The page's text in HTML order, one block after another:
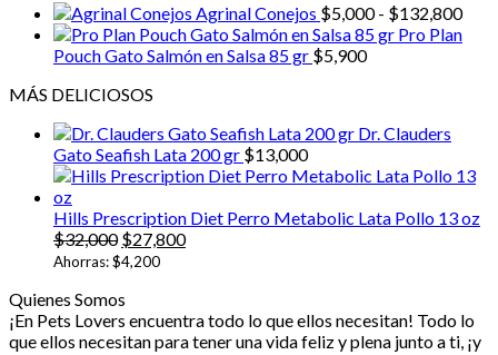
página
producto
Agrinal Conejos $5,000 - $132,800
de
Pro Plan
Pouch Gato Salmón en Salsa 85 gr $5,900
MÁS DELICIOSOS
Dr. Clauders
Gato Seafish Lata 200 gr $13,000
Hills Prescription Diet Perro Metabolic Lata Pollo 13 oz
$32,000 El
precio
era:
$32,000.
$27,800El
$27,800.
Ahorras:$4,200
Quienes Somos
¡En Pets Lovers encuentra todo lo que ellos necesitan! Todo lo
que ellos necesitan para tener una vida feliz y plena junto a ti, ¡y